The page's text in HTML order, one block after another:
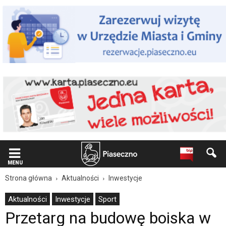
użytkowników
czytników
ekranowych Znajdujesz
się
podstronie
budowę
boiska
Józefosławiu
rozstrzygnięty
Oficjalna
Miasta
Gminy
MENU
Strona główna Aktualności Inwestycje
Aktualności Inwestycje Sport
Przetarg na budowę boiska w